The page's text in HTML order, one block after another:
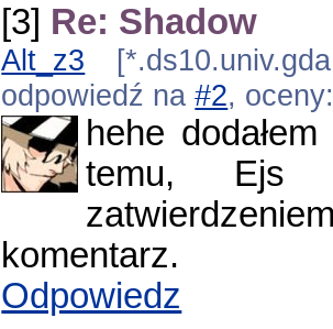
[3] Re: Shadow
Alt_z3
odpowiedź na#2,
hehe
temu, Ejs
komentarz.
Odpowiedz